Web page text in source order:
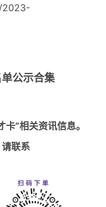
2023-
公示合集
”相关资讯信息。
联系